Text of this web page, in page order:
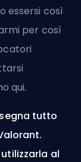
essersi così
per così
qui.
tutto
al